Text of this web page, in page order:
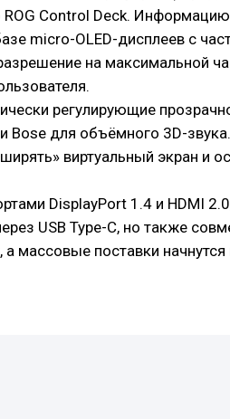
Control Deck.
micro-OLED-дисплеев с
на максимальной
регулирующие
для объёмного 3D-
виртуальный экран и
DisplayPort 1.4 и HDMI
USB Type-C, но также
массовые поставки